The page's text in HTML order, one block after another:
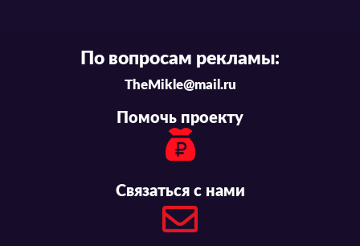
По вопросам рекламы:
TheMikle@mail.ru
Помочь проекту
Связаться с нами